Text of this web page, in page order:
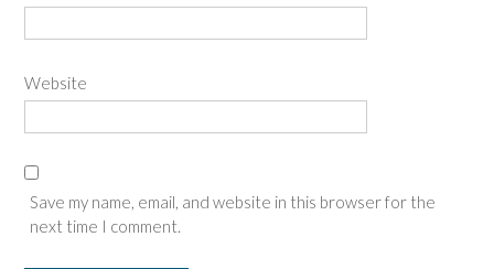
Website
Save my name, email, and website in this browser for the
next time I comment.